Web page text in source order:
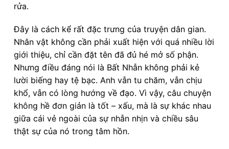
rửa.
Đây là cách kể rất đặc trưng của truyện dân gian.
Nhân vật không cần phải xuất hiện với quá nhiều lời
giới thiệu, chỉ cần đặt tên đã đủ hé mở số phận.
Nhưng điều đáng nói là Bất Nhẫn không phải kẻ
lười biếng hay tệ bạc. Anh vẫn tu chăm, vẫn chịu
khổ, vẫn có lòng hướng về đạo. Vì vậy, câu chuyện
không hề đơn giản là tốt – xấu, mà là sự khác nhau
giữa cái vẻ ngoài của sự nhẫn nhịn và chiều sâu
thật sự của nó trong tâm hồn.